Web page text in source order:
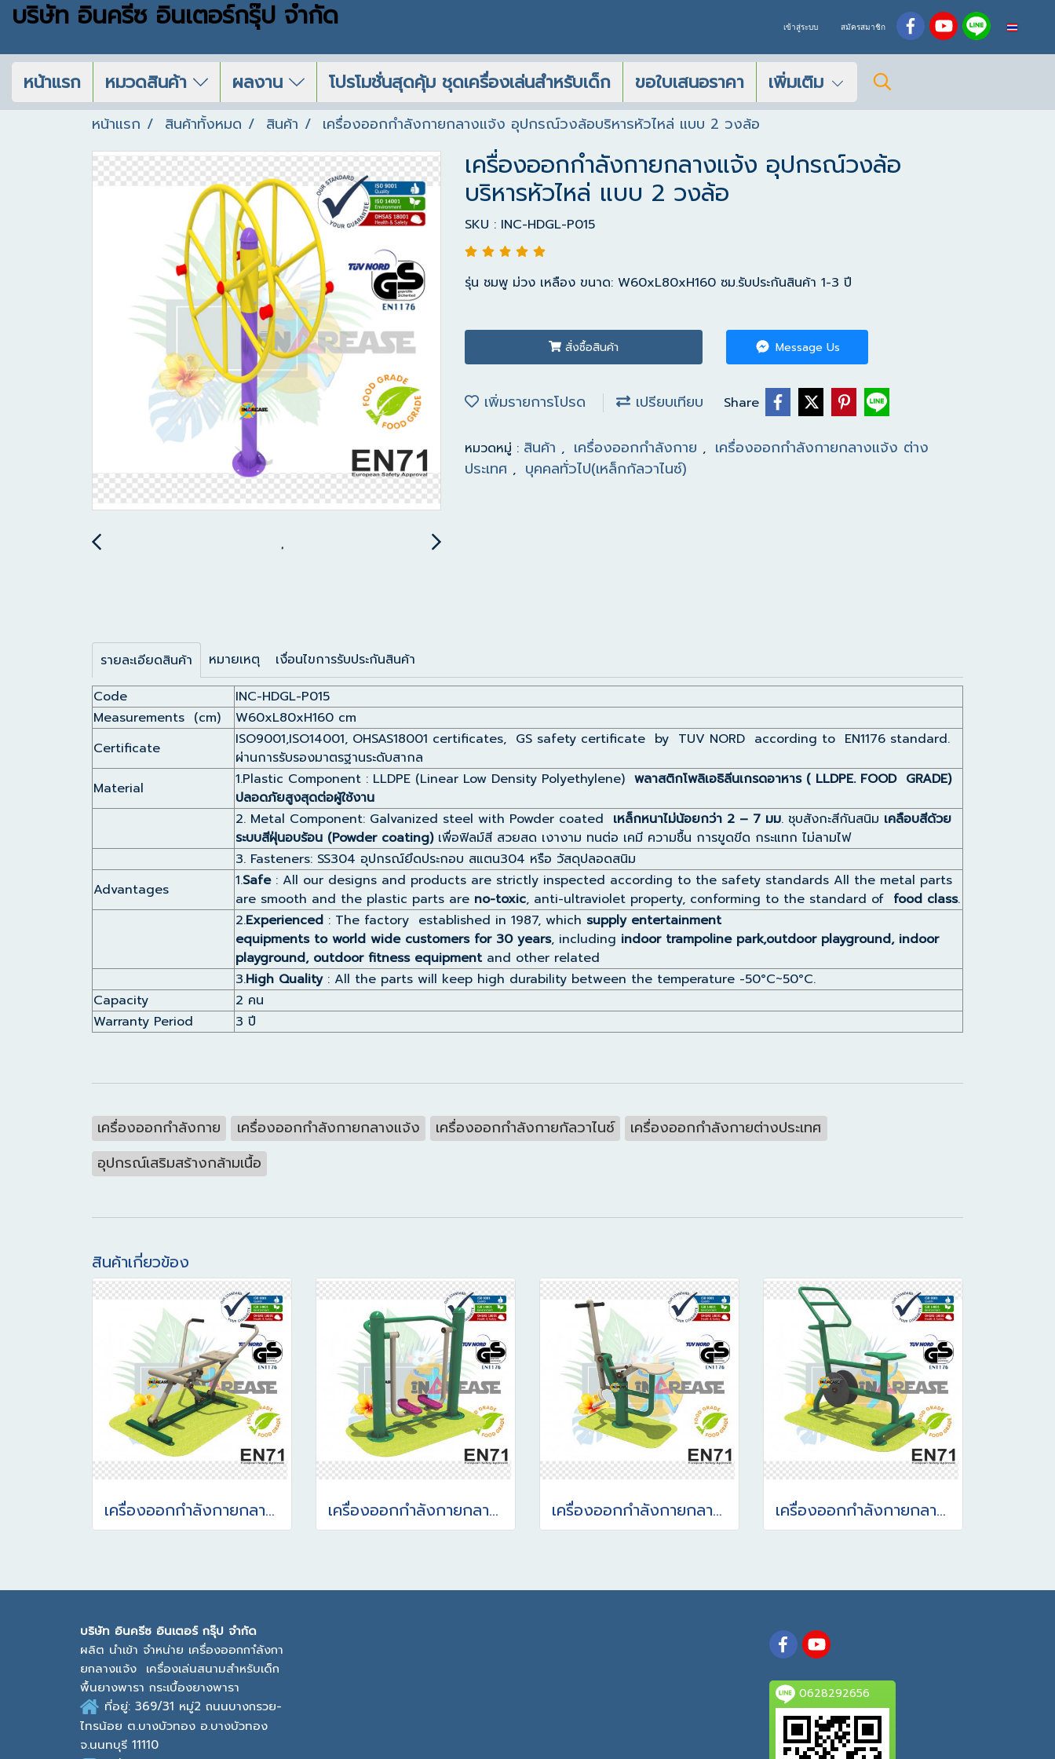
บริษัท อินครีซ อินเตอร์กรุ๊ป จำกัด เข้าสู่ระบบ สมัครสมาชิก
หน้าแรก หมวดสินค้า ผลงาน โปรโมชั่นสุดคุ้ม ชุดเครื่องเล่นสำหรับเด็ก ขอใบเสนอราคา เพิ่มเติม
หน้าแรก สินค้าทั้งหมด สินค้า เครื่องออกกำลังกายกลางแจ้ง อุปกรณ์วงล้อบริหารหัวไหล่ แบบ 2 วงล้อ
เครื่องออกกำลังกายกลางแจ้ง อุปกรณ์วงล้อ
บริหารหัวไหล่ แบบ 2 วงล้อ
SKU : INC-HDGL-P015
รุ่น ชมพู ม่วง เหลือง ขนาด: W60xL80xH160 ซม.รับประกันสินค้า 1-3 ปี
สั่งซื้อสินค้า Message Us
เพิ่มรายการโปรด เปรียบเทียบ Share
หมวดหมู่ : สินค้า , เครื่องออกกำลังกาย , เครื่องออกกำลังกายกลางแจ้ง ต่าง
ประเทศ , บุคคลทั่วไป(เหล็กกัลวาไนซ์)
รายละเอียดสินค้า หมายเหตุ
เงื่อนไขการรับประกันสินค้า
Code
INC-HDGL-P015
Measurements (cm)
W60xL80xH160 cm
Certificate
ISO9001,ISO14001, OHSAS18001 certificates, GS safety certificate by TUV NORD according to EN1176 standard.
ผ่านการรับรองมาตรฐานระดับสากล
Material
1.Plastic Component : LLDPE (Linear Low Density Polyethylene) พลาสติกโพลิเอธิลีนเกรดอาหาร ( LLDPE. FOOD GRADE)
ปลอดภัยสูงสุดต่อผู้ใช้งาน
2. Metal Component: Galvanized steel with Powder coated เหล็กหนาไม่น้อยกว่า 2 – 7 มม. ชุบสังกะสีกันสนิม เคลือบสีด้วย
ระบบสีฝุ่นอบร้อน (Powder coating)เพื่อฟิลม์สี สวยสด เงางาม ทนต่อ เคมี ความชื้น การขูดขีด กระแทก ไม่ลามไฟ
3. Fasteners: SS304 อุปกรณ์ยึดประกอบ สแตน304 หรือ วัสดุปลอดสนิม
Advantages
1.Safe: All our designs and products are strictly inspected according to the safety standards All the metal parts
are smooth and the plastic parts are no-toxic, anti-ultraviolet property, conforming to the standard of food class.
2.Experienced : The factory established in 1987, which supply entertainment
equipments to world wide customers for 30 years, including indoor trampoline park,outdoor playground, indoor
playground, outdoor fitness equipment and other related
3.High Quality: All the parts will keep high durability between the temperature -50°C~50°C.
Capacity
2 คน
Warranty Period
3 ปี
เครื่องออกกำลังกาย เครื่องออกกำลังกายกลางแจ้ง เครื่องออกกำลังกายกัลวาไนซ์
เครื่องออกกำลังกายต่างประเทศ
อุปกรณ์เสริมสร้างกล้ามเนื้อ
สินค้าเกี่ยวข้อง
เครื่องออกกำลังกายกลางแจ้ง อุปกรณ์กรรเชียงบก เครื่องออกกำลังกายกลางแจ้ง อุปกรณ์ก้าวเดินอากาศ เครื่องออกกำลังกายกลางแจ้ง อุปกรณ์จักรยานโยกตัว เครื่องออกกำลังกายกลางแจ้ง อุปกรณ์จักรยานนั่งตรงปั่น(แบบไร้น้ำหนัก)
บริษัท อินครีซ อินเตอร์ กรุ๊ป จำกัด
ผลิต นำเข้า จำหน่าย เครื่องออกกาํลังกา
ยกลางแจ้ง เครื่องเล่นสนามสำหรับเด็ก
พื้นยางพารา กระเบื้องยางพารา
ที่อยู่: 369/31 หมู่2 ถนนบางกรวย-
ไทรน้อย ต.บางบัวทอง อ.บางบัวทอง
จ.นนทบุรี 11110
0628292656